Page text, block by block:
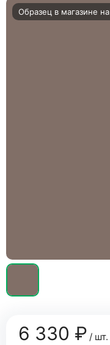
Образец в магазине на
6 330 ₽/ шт.